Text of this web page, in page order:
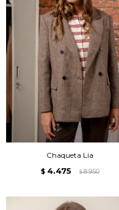
Chaqueta Lia
$ 4.475 $ 8.950